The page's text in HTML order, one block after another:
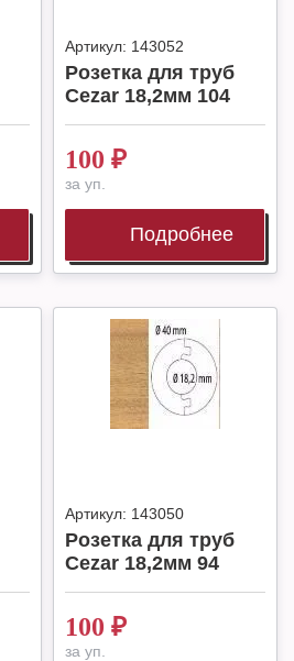
Артикул: 143052
Розетка для труб
Cezar 18,2мм 104
100 ₽
за уп.
Подробнее
Артикул: 143050
Розетка для труб
Cezar 18,2мм 94
100 ₽
за уп.